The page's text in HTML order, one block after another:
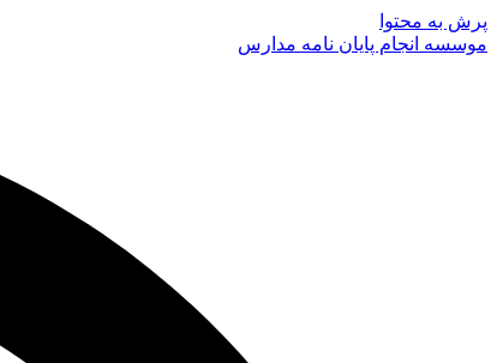
پرش به محتوا
موسسه انجام پایان نامه مدارس